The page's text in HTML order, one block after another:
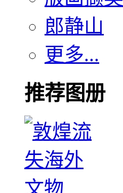
郎静山
更多...
推荐图册